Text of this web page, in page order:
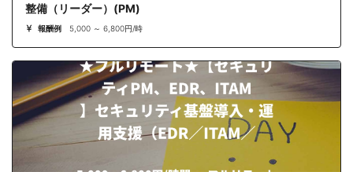
整備（リーダー）(PM)
報酬例 5,000 ～ 6,800円/時